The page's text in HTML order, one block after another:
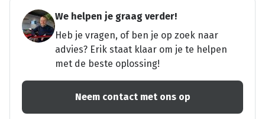
We helpen je graag verder!
Heb je vragen, of ben je op zoek naar
advies? Erik staat klaar om je te helpen
met de beste oplossing!
Neem contact met ons op